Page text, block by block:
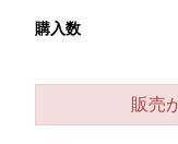
購入数
販売